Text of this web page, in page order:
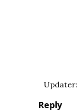
Updater:
Reply